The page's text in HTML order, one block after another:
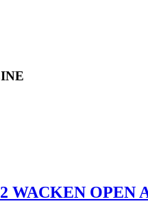
WACKEN OPEN